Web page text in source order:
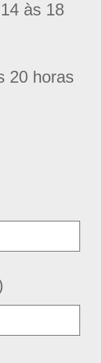
às 18
20 horas